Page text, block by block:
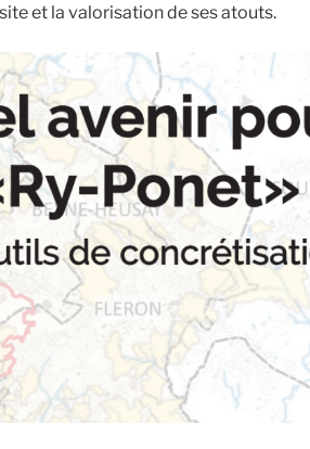
et la valorisation de ses atouts.